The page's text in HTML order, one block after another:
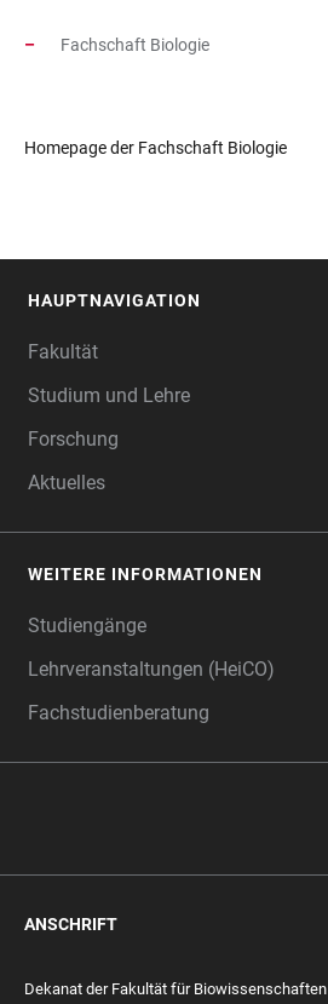
Fachschaft Biologie
Homepage der Fachschaft Biologie
HAUPTNAVIGATION
Fakultät
Studium und Lehre
Forschung
Aktuelles
WEITERE INFORMATIONEN
Studiengänge
Lehrveranstaltungen (HeiCO)
Fachstudienberatung
ANSCHRIFT
Dekanat der Fakultät für Biowissenschaften